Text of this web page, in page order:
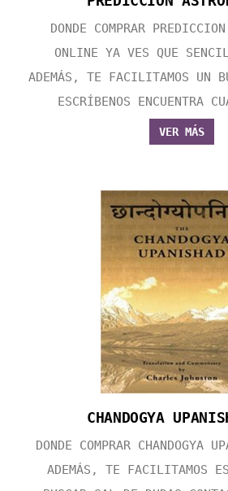
DONDE COMPRAR
ONLINE YA VES QUE
ADEMÁS, TE FACILITAMOS UN
ESCRÍBENOS ENCUENTRA
VER MÁS
CHANDOGYA
DONDE COMPRAR CHANDOGYA
ADEMÁS, TE FACILITAMOS